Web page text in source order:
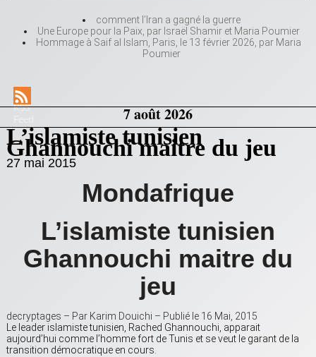
comment l’Iran a gagné la guerre
Une Europe pour la Paix, par Israël Shamir et Maria Poumier
Hommage à Saif al Islam, Paris, le 13 février 2026, par Maria
Poumier
RSS
7 août 2026
L’islamiste tunisien
Ghannouchi maitre du jeu
27 mai 2015
Mondafrique
L’islamiste tunisien
Ghannouchi maitre du
jeu
decryptages – Par Karim Douichi – Publié le 16 Mai, 2015
Le leader islamiste tunisien, Rached Ghannouchi, apparait
aujourd’hui comme l’homme fort de Tunis et se veut le garant de la
transition démocratique en cours.